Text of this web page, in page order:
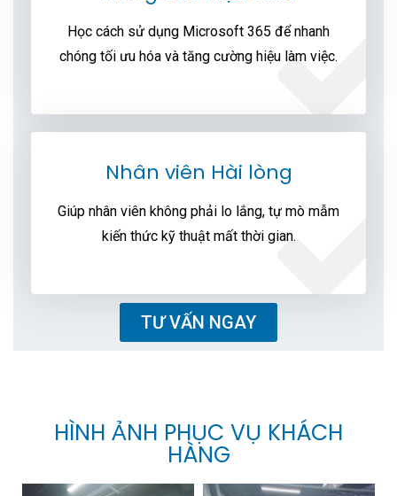
Học cách sử dụng Microsoft 365 để nhanh
chóng tối ưu hóa và tăng cường hiệu làm việc.
Nhân viên Hài lòng
Giúp nhân viên không phải lo lắng, tự mò mẫm
kiến thức kỹ thuật mất thời gian.
TƯ VẤN NGAY
HÌNH ẢNH PHỤC VỤ KHÁCH
HÀNG